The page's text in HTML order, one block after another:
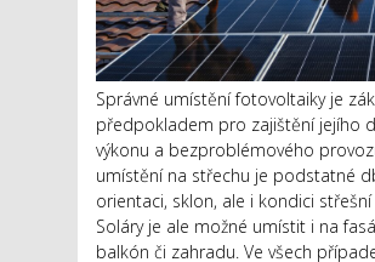
Správné umístění fotovoltaiky je
předpokladem pro zajištění jejího
výkonu a bezproblémového
umístění na střechu je podstatné
orientaci, sklon, ale i kondici střešní
Soláry je ale možné umístit i na
balkón či zahradu. Ve všech